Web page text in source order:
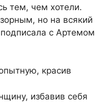
тем, чем хотели.
но на всякий
с Артемом
красив
избавив себя